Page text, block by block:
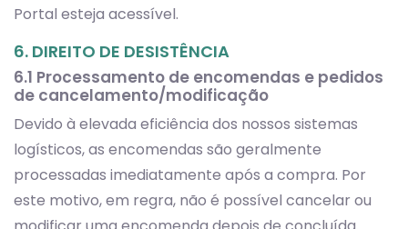
Portal esteja acessível.
6. DIREITO DE DESISTÊNCIA
6.1 Processamento de encomendas e pedidos
de cancelamento/modificação
Devido à elevada eficiência dos nossos sistemas
logísticos, as encomendas são geralmente
processadas imediatamente após a compra. Por
este motivo, em regra, não é possível cancelar ou